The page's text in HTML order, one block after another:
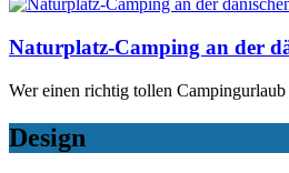
Naturplatz-Camping an der
Wer einen richtig tollen
Design